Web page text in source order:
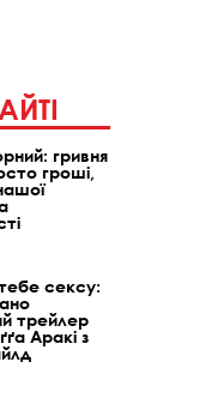
гривня
гроші,
сексу:
трейлер
Аракі з